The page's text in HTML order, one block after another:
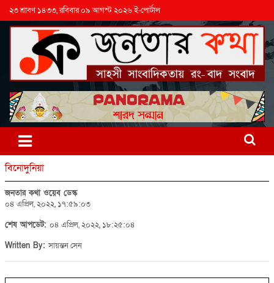
২৩ শ্রাবণ ১৪৩৩, রবিবার ০৯ আগস্ট ২০২৬ ই-পোর্টাল
বিনোদুনিয়া
জনতার কথা ওয়েব ডেস্ক
০৪ এপ্রিল, ২০২২, ১৭:৫৯:০৩
শেষ আপডেট: ০৪ এপ্রিল, ২০২২, ১৮:২৫:০৪
Written By:সায়ন্তন সেন